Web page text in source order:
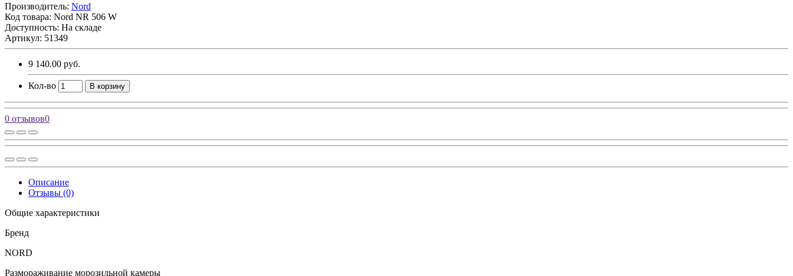
Производитель: Nord
Код товара: Nord NR 506 W
Доступность: На складе
Артикул: 51349
9 140.00 руб.
Кол-во В корзину
0 отзывов0
Описание
Отзывы (0)
Общие характеристики
Бренд
NORD
Размораживание морозильной камеры